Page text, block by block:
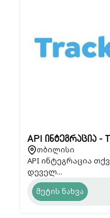
API ინტეგრაცია -
თბილისი
API ინტეგრაცია
დეველ...
მეტის ნახვა